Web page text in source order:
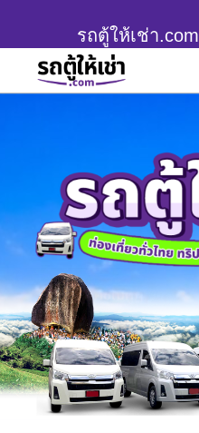
รถตู้ให้เช่า.com